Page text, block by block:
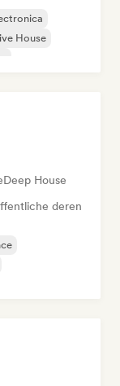
House
Deep House
deren